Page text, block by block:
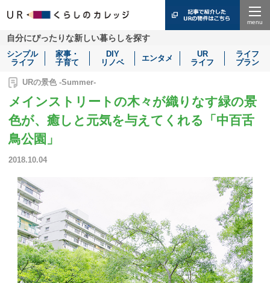
自分にぴったりな新しい暮らしを探す
シンプル
ライフ
家事・
子育て
DIY
リノベ
エンタメ
UR
ライフ
ライフ
プラン
URの景色 -Summer-
メインストリートの木々が織りなす緑の景
色が、癒しと元気を与えてくれる「中百舌
鳥公園」
2018.10.04